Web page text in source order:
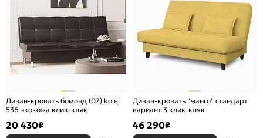
Диван-кровать бомонд (07) kolej
536 экокожа клик-кляк
20 430₽
Диван-кровать "манго" стандарт
вариант 3 клик-кляк
46 290₽